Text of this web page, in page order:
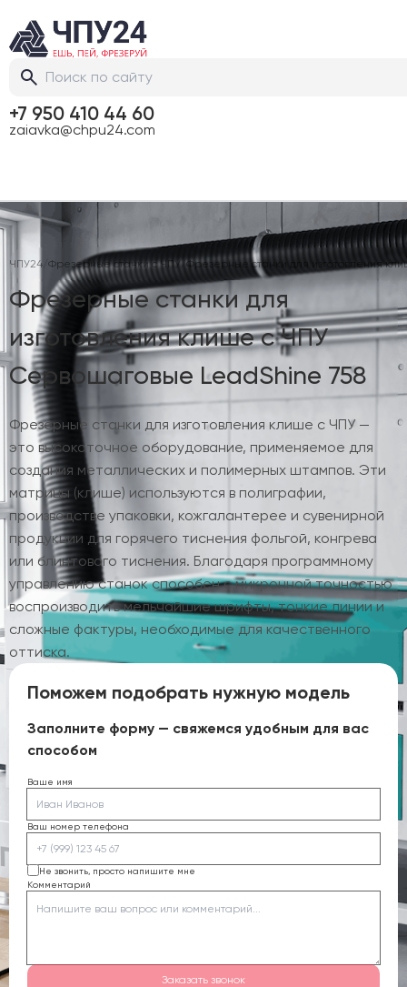
+7 950 410 44 60
zaiavka@chpu24.com
ЧПУ24 Фрезерные станки с ЧПУ/Фрезерные станки для изготовления
Фрезерные станки для
изготовления клише с ЧПУ
Сервошаговые LeadShine 758
Фрезерные станки для изготовления клише с ЧПУ —
это высокоточное оборудование, применяемое для
создания металлических и полимерных штампов. Эти
матрицы (клише) используются в полиграфии,
производстве упаковки, кожгалантерее и сувенирной
продукции для горячего тиснения фольгой, конгрева
или блинтового тиснения. Благодаря программному
управлению станок способен с микронной точностью
воспроизводить мельчайшие шрифты, тонкие линии и
сложные фактуры, необходимые для качественного
оттиска.
Поможем подобрать нужную модель
Заполните форму — свяжемся удобным для вас
способом
Ваше имя
Ваш номер телефона
Не звонить, просто напишите мне
Комментарий
Заказать звонок